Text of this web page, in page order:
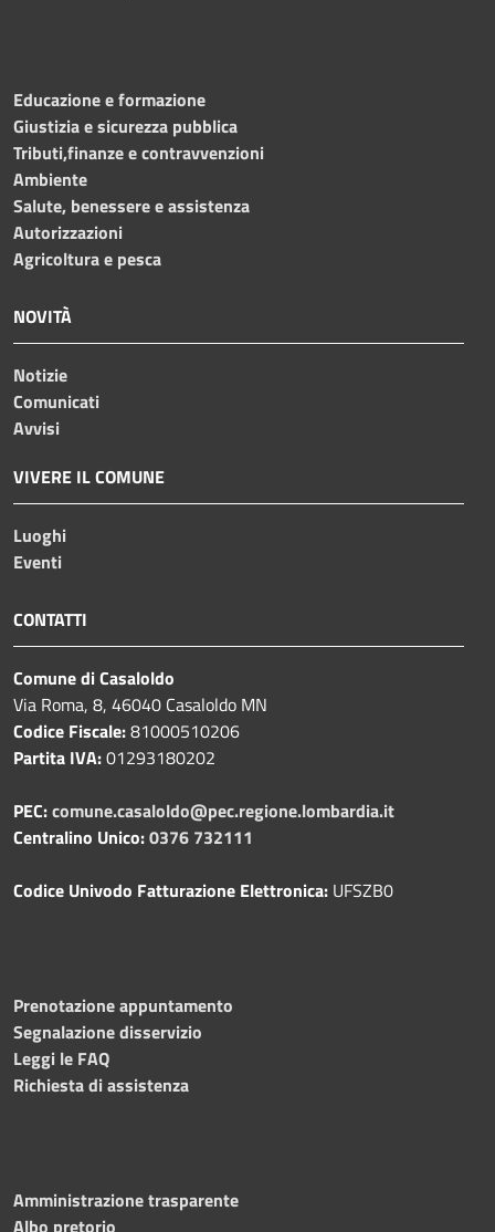
Educazione e formazione
Giustizia e sicurezza pubblica
Tributi,finanze e contravvenzioni
Ambiente
Salute, benessere e assistenza
Autorizzazioni
Agricoltura e pesca
NOVITÀ
Notizie
Comunicati
Avvisi
VIVERE IL COMUNE
Luoghi
Eventi
CONTATTI
Comune di Casaloldo
Via Roma, 8, 46040 Casaloldo MN
Codice Fiscale:81000510206
Partita IVA:01293180202
PEC:comune.casaloldo@pec.regione.lombardia.it
Centralino Unico:0376 732111
Codice Univodo Fatturazione Elettronica: UFSZB0
Prenotazione appuntamento
Segnalazione disservizio
Leggi le FAQ
Richiesta di assistenza
Amministrazione trasparente